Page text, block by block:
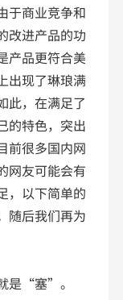
于商业竞争和
改进产品的功
产品更符合美
出现了琳琅满
此，在满足了
的特色，突出
前很多国内网
网友可能会有
，以下简单的
随后我们再为
是“塞”。